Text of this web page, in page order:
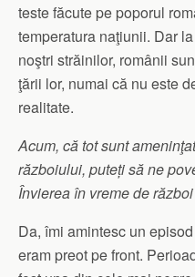
teste făcute pe poporul
temperatura naţiunii. Dar
noştri străinilor, românii
ţării lor, numai că nu este
realitate.
Acum, că tot sunt
războiului, puteți să ne
Învierea în vreme de
Da, îmi amintesc un
eram preot pe front.